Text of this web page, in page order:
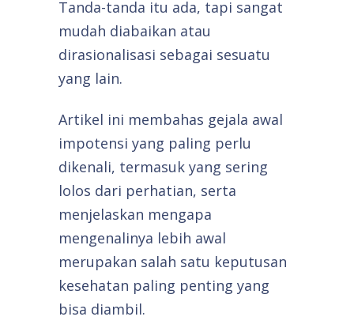
Tanda-tanda itu ada, tapi sangat
mudah diabaikan atau
dirasionalisasi sebagai sesuatu
yang lain.
Artikel ini membahas gejala awal
impotensi yang paling perlu
dikenali, termasuk yang sering
lolos dari perhatian, serta
menjelaskan mengapa
mengenalinya lebih awal
merupakan salah satu keputusan
kesehatan paling penting yang
bisa diambil.